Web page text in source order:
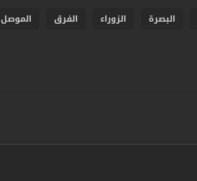
البصرة الزوراء الفرق الموصل